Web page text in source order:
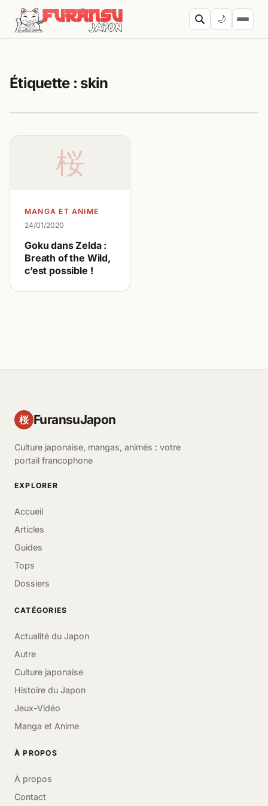
Aller au contenu
🌙
Étiquette : skin
桜
MANGA ET ANIME
24/01/2020
Goku dans Zelda :
Breath of the Wild,
c’est possible !
桜 FuransuJapon
Culture japonaise, mangas, animés : votre
portail francophone
EXPLORER
Accueil
Articles
Guides
Tops
Dossiers
CATÉGORIES
Actualité du Japon
Autre
Culture japonaise
Histoire du Japon
Jeux-Vidéo
Manga et Anime
À PROPOS
À propos
Contact